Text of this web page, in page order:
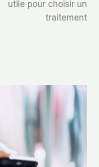
utile pour choisir un
traitement